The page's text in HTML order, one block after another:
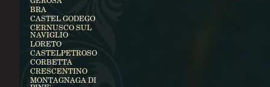
BRA
CASTEL GODEGO
CERNUSCO SUL
NAVIGLIO
LORETO
CASTELPETROSO
CORBETTA
CRESCENTINO
MONTAGNAGA DI